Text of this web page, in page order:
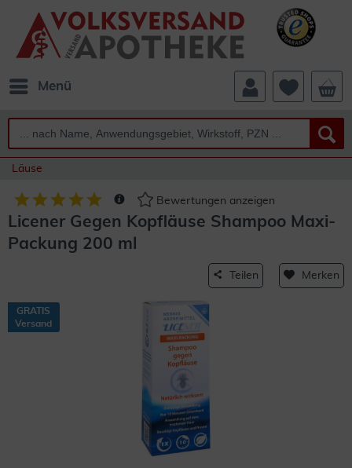
Menü
Läuse
Bewertungen anzeigen
Licener Gegen Kopfläuse Shampoo Maxi-
Packung 200 ml
Teilen Merken
GRATIS
Versand